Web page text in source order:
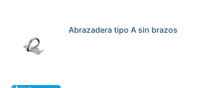
Abrazadera tipo A sin brazos